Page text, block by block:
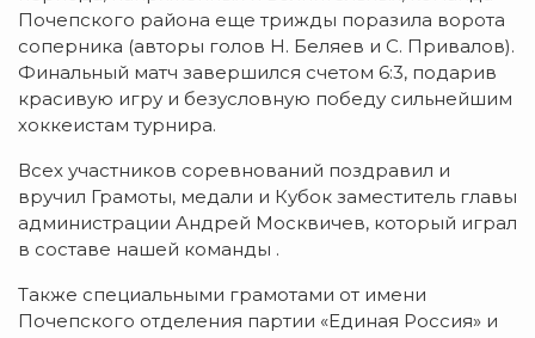
Почепского района еще трижды поразила ворота
соперника (авторы голов Н. Беляев и С. Привалов).
Финальный матч завершился счетом 6:3, подарив
красивую игру и безусловную победу сильнейшим
хоккеистам турнира.
Всех участников соревнований поздравил и
вручил Грамоты, медали и Кубок заместитель главы
администрации Андрей Москвичев, который играл
в составе нашей команды .
Также специальными грамотами от имени
Почепского отделения партии «Единая Россия» и